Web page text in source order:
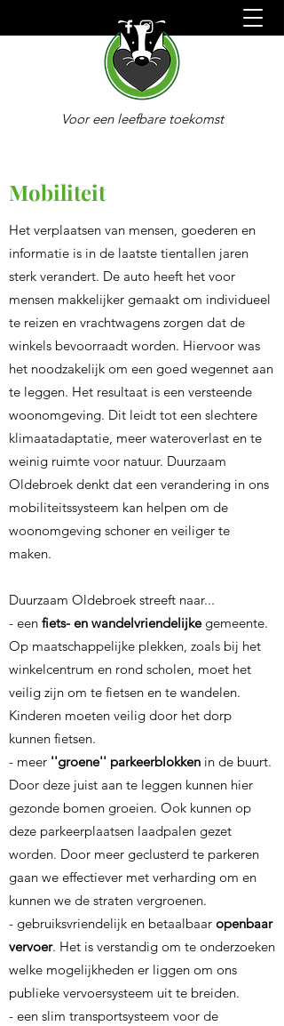
Voor een leefbare toekomst
Mobiliteit
Het verplaatsen van mensen, goederen en
informatie is in de laatste tientallen jaren
sterk verandert. De auto heeft het voor
mensen makkelijker gemaakt om individueel
te reizen en vrachtwagens zorgen dat de
winkels bevoorraadt worden. Hiervoor was
het noodzakelijk om een goed wegennet aan
te leggen. Het resultaat is een versteende
woonomgeving. Dit leidt tot een slechtere
klimaatadaptatie, meer wateroverlast en te
weinig ruimte voor natuur. Duurzaam
Oldebroek denkt dat een verandering in ons
mobiliteitssysteem kan helpen om de
woonomgeving schoner en veiliger te
maken.
Duurzaam Oldebroek streeft naar...
- een fiets- en wandelvriendelijkegemeente.
Op maatschappelijke plekken, zoals bij het
winkelcentrum en rond scholen, moet het
veilig zijn om te fietsen en te wandelen.
Kinderen moeten veilig door het dorp
kunnen fietsen.
- meer ''groene'' parkeerblokken in de buurt.
Door deze juist aan te leggen kunnen hier
gezonde bomen groeien. Ook kunnen op
deze parkeerplaatsen laadpalen gezet
worden. Door meer geclusterd te parkeren
gaan we effectiever met verharding om en
kunnen we de straten vergroenen.
- gebruiksvriendelijk en betaalbaar openbaar
vervoer. Het is verstandig om te onderzoeken
welke mogelijkheden er liggen om ons
publieke vervoersysteem uit te breiden.
- een slim transportsysteem voor de